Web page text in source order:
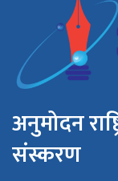
अनुमोदन
संस्करण